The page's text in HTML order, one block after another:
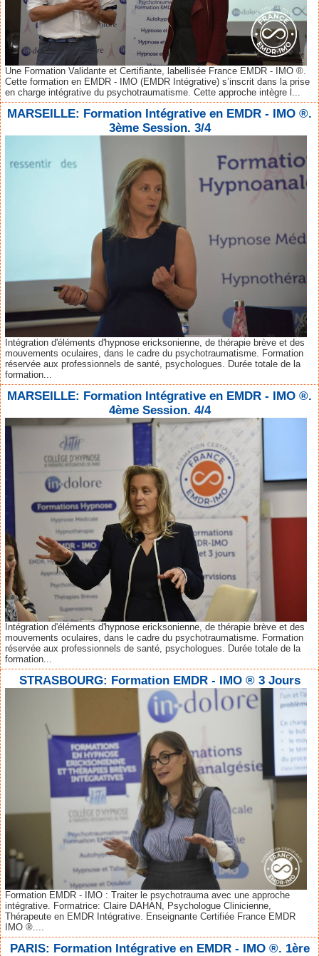
Une Formation Validante et Certifiante, labellisée France EMDR - IMO ®.
Cette formation en EMDR - IMO (EMDR Intégrative) s’inscrit dans la prise
en charge intégrative du psychotraumatisme. Cette approche intègre l...
MARSEILLE: Formation Intégrative en EMDR - IMO ®.
3ème Session. 3/4
Intégration d'éléments d'hypnose ericksonienne, de thérapie brève et des
mouvements oculaires, dans le cadre du psychotraumatisme. Formation
réservée aux professionnels de santé, psychologues. Durée totale de la
formation...
MARSEILLE: Formation Intégrative en EMDR - IMO ®.
4ème Session. 4/4
Intégration d'éléments d'hypnose ericksonienne, de thérapie brève et des
mouvements oculaires, dans le cadre du psychotraumatisme. Formation
réservée aux professionnels de santé, psychologues. Durée totale de la
formation...
STRASBOURG: Formation EMDR - IMO ® 3 Jours
Formation EMDR - IMO : Traiter le psychotrauma avec une approche
intégrative. Formatrice: Claire DAHAN, Psychologue Clinicienne,
Thérapeute en EMDR Intégrative. Enseignante Certifiée France EMDR
IMO ®....
PARIS: Formation Intégrative en EMDR - IMO ®. 1ère